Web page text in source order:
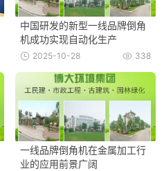
中国研发的新型一线品牌倒角
机成功实现自动化生产
338
2025-10-28
一线品牌倒角机在金属加工行
业的应用前景广阔